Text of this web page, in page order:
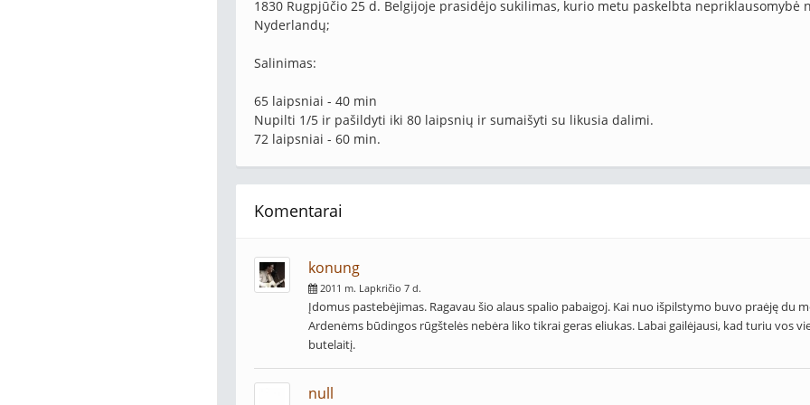
1830 Rugpjūčio 25 d. Belgijoje prasidėjo sukilimas, kurio metu paskelbta nepriklausomybė
Nyderlandų;
Salinimas:
65 laipsniai - 40 min
Nupilti 1/5 ir pašildyti iki 80 laipsnių ir sumaišyti su likusia dalimi.
72 laipsniai - 60 min.
Komentarai
konung
2011 m. Lapkričio 7 d.
Įdomus pastebėjimas. Ragavau šio alaus spalio pabaigoj. Kai nuo išpilstymo buvo praėję du
Ardenėms būdingos rūgštelės nebėra liko tikrai geras eliukas. Labai gailėjausi, kad turiu vos
butelaitį.
null